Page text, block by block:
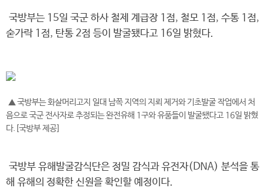
국방부는 15일 국군 하사 철제 계급장 1점, 철모 1점, 수통 1점,
숟가락 1점, 탄통 2점 등이 발굴됐다고 16일 밝혔다.
▲ 국방부는 화살머리고지 일대 남쪽 지역의 지뢰 제거와 기초발굴 작업에서 처
음으로 국군 전사자로 추정되는 완전유해 1구와 유품들이 발굴됐다고 16일 밝혔
다.[국방부 제공]
국방부 유해발굴감식단은 정밀 감식과 유전자(DNA) 분석을 통
해 유해의 정확한 신원을 확인할 예정이다.